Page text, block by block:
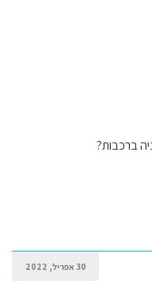
ברכבות?
30 אפריל, 2022